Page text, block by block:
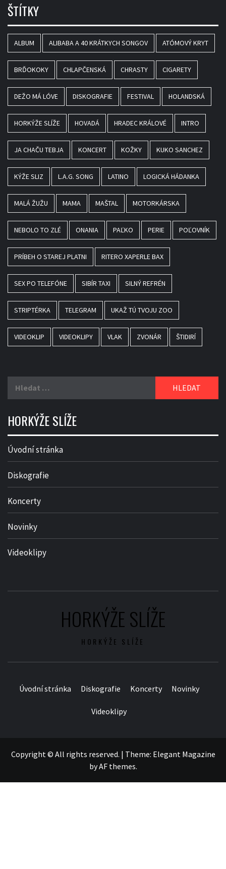
ŠTÍTKY
ALBUM ALIBABA A 40 KRÁTKYCH SONGOV ATÓMOVÝ KRYT
BRĎOKOKY CHLAPČENSKÁ CHRASTY CIGARETY
DEŽO MÁ LÓVE DISKOGRAFIE FESTIVAL HOLANDSKÁ
HORKÝŽE SLÍŽE HOVADÁ HRADEC KRÁLOVÉ INTRO
JA CHAČU TEBJA KONCERT KOŽKY KUKO SANCHEZ
KÝŽE SLIZ L.A.G. SONG LATINO LOGICKÁ HÁDANKA
MALÁ ŽUŽU MAMA MAŠTAL MOTORKÁRSKA
NEBOLO TO ZLÉ ONANIA PAĽKO PERIE POĽOVNÍK
PRÍBEH O STAREJ PLATNI RITERO XAPERLE BAX
SEX PO TELEFÓNE SIBÍR TAXI SILNÝ REFRÉN
STRIPTÉRKA TELEGRAM UKAŽ TÚ TVOJU ZOO
VIDEOKLIP VIDEOKLIPY VLAK ZVONÁR ŠTIDIRÍ
HORKÝŽE SLÍŽE
Úvodní stránka
Diskografie
Koncerty
Novinky
Videoklipy
HORKÝŽE SLÍŽE
HORKÝŽE SLÍŽE
Úvodní stránka Diskografie Koncerty Novinky
Videoklipy
Copyright © All rights reserved. | Theme: Elegant Magazine
byAF themes.